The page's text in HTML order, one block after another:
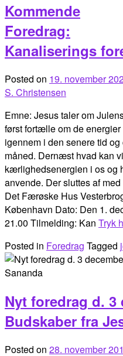
Kommende
Foredrag:
Kanaliserings
Posted on 19. november
S. Christensen
Emne: Jesus taler om
først fortælle om de
igennem i den senere tid
måned. Dernæst hvad kan
kærlighedsenergien i os og
anvende. Der sluttes af
Det Færøske Hus
København Dato: Den 1.
21.00 Tilmelding: Kan Tryk
Posted in Foredrag Tagged
Nyt foredrag d. 3
Budskaber fra
Posted on 28. november